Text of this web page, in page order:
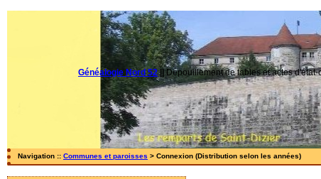
Généalogie Nord 52|| Dépouillement de tables et actes
Navigation :: Communes et paroisses > Connexion (Distribution selon les années)